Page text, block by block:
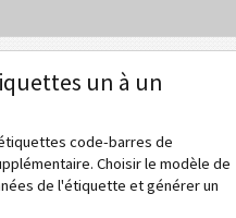
un à un
code-barres de
Choisir le modèle de
de l'étiquette et générer un